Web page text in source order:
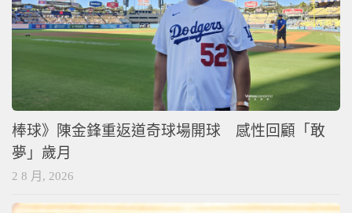
棒球》陳金鋒重返道奇球場開球 感性回顧「敢
夢」歲月
2 8 月, 2026